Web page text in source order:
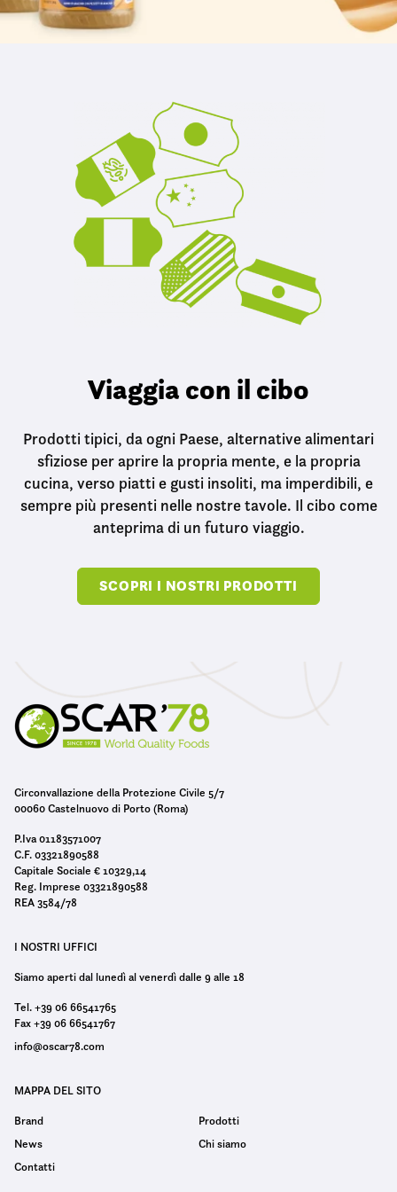
Viaggia con il cibo
Prodotti tipici, da ogni Paese, alternative alimentari
sfiziose per aprire la propria mente, e la propria
cucina, verso piatti e gusti insoliti, ma imperdibili, e
sempre più presenti nelle nostre tavole. Il cibo come
anteprima di un futuro viaggio.
SCOPRI I NOSTRI PRODOTTI
Circonvallazione della Protezione Civile 5/7
00060 Castelnuovo di Porto (Roma)
P.Iva 01183571007
C.F. 03321890588
Capitale Sociale € 10329,14
Reg. Imprese 03321890588
REA 3584/78
I NOSTRI UFFICI
Siamo aperti dal lunedì al venerdì dalle 9 alle 18
Tel. +39 06 66541765
Fax +39 06 66541767
info@oscar78.com
MAPPA DEL SITO
Brand
Prodotti
News
Chi siamo
Contatti